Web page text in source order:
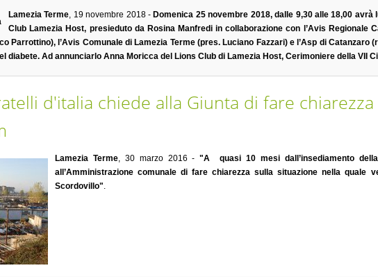
Lamezia Terme, 19 novembre 2018 - Domenica 25 novembre 2018, dalle 9,30 alle 18,00
Club Lamezia Host, presieduto da Rosina Manfredi in collaborazione con l’Avis Regionale
Parrottino), l’Avis Comunale di Lamezia Terme (pres. Luciano Fazzari) e l’Asp di
diabete. Ad annunciarlo Anna Moricca del Lions Club di Lamezia Host, Cerimoniere della
d'italia chiede alla Giunta di fare
Lamezia Terme, 30 marzo 2016 -"A quasi 10 mesi dall’insediamento
all’Amministrazione comunale di fare chiarezza sulla situazione nella
Scordovillo".